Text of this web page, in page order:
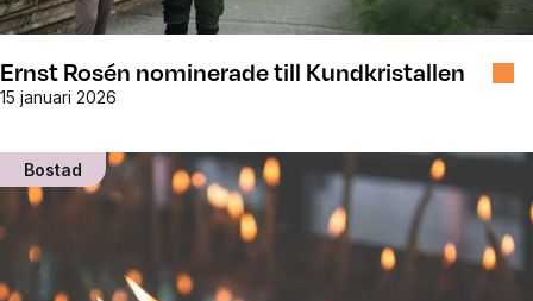
Ernst Rosén nominerade till Kundkristallen
15 januari 2026
Bostad